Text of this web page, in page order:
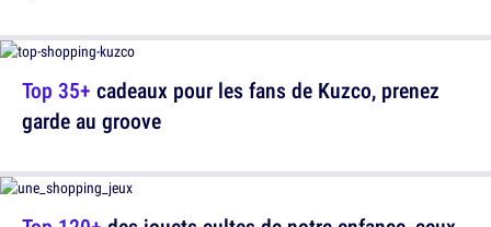
Top 35+ cadeaux pour les fans de Kuzco, prenez
garde au groove